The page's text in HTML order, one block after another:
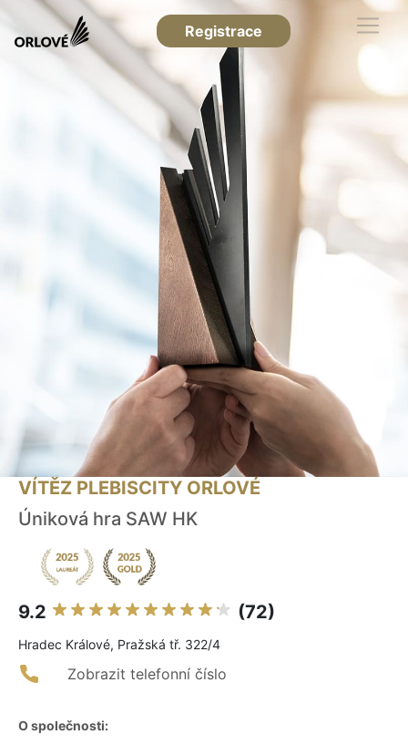
Registrace
VÍTĚZ PLEBISCITY ORLOVÉ
Úniková hra SAW HK
9.2 (72)
Hradec Králové, Pražská tř. 322/4
Zobrazit telefonní číslo
O společnosti: